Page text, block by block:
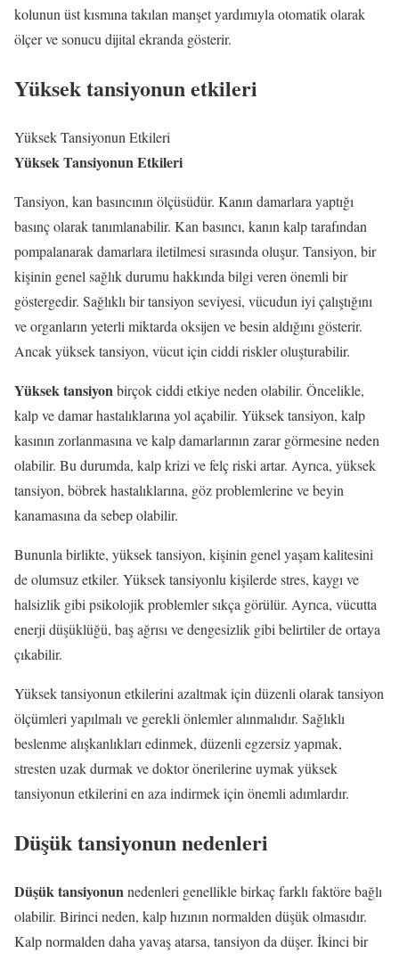
kolunun üst kısmına takılan manşet yardımıyla otomatik olarak
ölçer ve sonucu dijital ekranda gösterir.
Yüksek tansiyonun etkileri
Yüksek Tansiyonun Etkileri
Yüksek Tansiyonun Etkileri
Tansiyon, kan basıncının ölçüsüdür. Kanın damarlara yaptığı
basınç olarak tanımlanabilir. Kan basıncı, kanın kalp tarafından
pompalanarak damarlara iletilmesi sırasında oluşur. Tansiyon, bir
kişinin genel sağlık durumu hakkında bilgi veren önemli bir
göstergedir. Sağlıklı bir tansiyon seviyesi, vücudun iyi çalıştığını
ve organların yeterli miktarda oksijen ve besin aldığını gösterir.
Ancak yüksek tansiyon, vücut için ciddi riskler oluşturabilir.
Yüksek tansiyonbirçok ciddi etkiye neden olabilir. Öncelikle,
kalp ve damar hastalıklarına yol açabilir. Yüksek tansiyon, kalp
kasının zorlanmasına ve kalp damarlarının zarar görmesine neden
olabilir. Bu durumda, kalp krizi ve felç riski artar. Ayrıca, yüksek
tansiyon, böbrek hastalıklarına, göz problemlerine ve beyin
kanamasına da sebep olabilir.
Bununla birlikte, yüksek tansiyon, kişinin genel yaşam kalitesini
de olumsuz etkiler. Yüksek tansiyonlu kişilerde stres, kaygı ve
halsizlik gibi psikolojik problemler sıkça görülür. Ayrıca, vücutta
enerji düşüklüğü, baş ağrısı ve dengesizlik gibi belirtiler de ortaya
çıkabilir.
Yüksek tansiyonun etkilerini azaltmak için düzenli olarak tansiyon
ölçümleri yapılmalı ve gerekli önlemler alınmalıdır. Sağlıklı
beslenme alışkanlıkları edinmek, düzenli egzersiz yapmak,
stresten uzak durmak ve doktor önerilerine uymak yüksek
tansiyonun etkilerini en aza indirmek için önemli adımlardır.
Düşük tansiyonun nedenleri
Düşük tansiyonunnedenleri genellikle birkaç farklı faktöre bağlı
olabilir. Birinci neden, kalp hızının normalden düşük olmasıdır.
Kalp normalden daha yavaş atarsa, tansiyon da düşer. İkinci bir